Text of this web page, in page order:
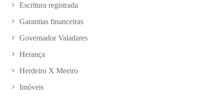
Escritura registrada
Garantias financeiras
Governador Valadares
Herança
Herdeiro X Meeiro
Imóveis